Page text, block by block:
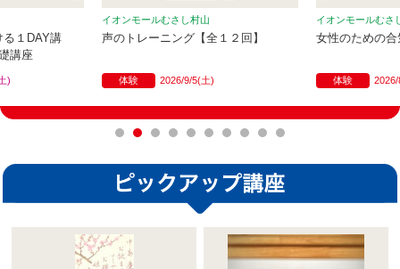
１DAY講
講座
)
イオンモールむさし村山
声のトレーニング【全１２回】
体験 2026/9/5(土)
イオンモールむさ
女性のための合
体験